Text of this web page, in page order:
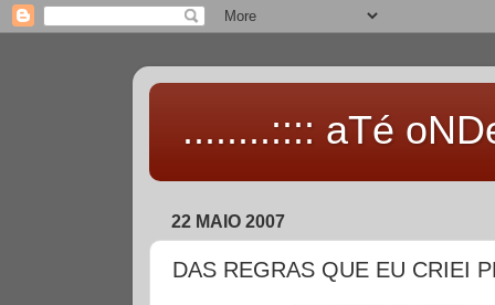
........:::: aTé
22 MAIO 2007
DAS REGRAS QUE EU CRIEI